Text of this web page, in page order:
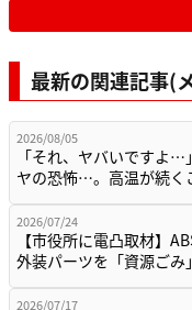
最新の関連記事(
2026/08/05
「それ、ヤバいですよ
ヤの恐怖…。高温が続
2026/07/24
【市役所に電凸取材】
外装パーツを「資源ご
2026/07/17